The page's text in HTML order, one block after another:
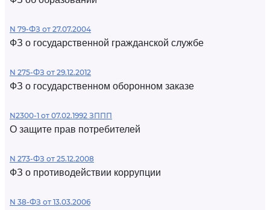
N 79-ФЗ от 27.07.2004
ФЗ о государственной гражданской службе
N 275-ФЗ от 29.12.2012
ФЗ о государственном оборонном заказе
N2300-1 от 07.02.1992 ЗППП
О защите прав потребителей
N 273-ФЗ от 25.12.2008
ФЗ о противодействии коррупции
N 38-ФЗ от 13.03.2006